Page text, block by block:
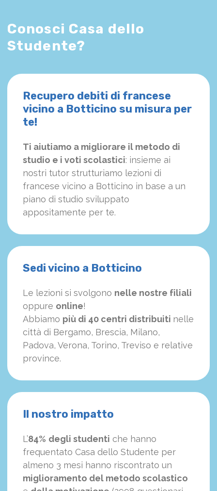
Conosci Casa dello
Studente?
Recupero debiti di francese
vicino a Botticino su misura per
te!
Ti aiutiamo a migliorare il metodo di
studio e i voti scolastici: insieme ai
nostri tutor strutturiamo lezioni di
francese vicino a Botticino in base a un
piano di studio sviluppato
appositamente per te.
Sedi vicino a Botticino
Le lezioni si svolgono nelle nostre filiali
oppure online!
Abbiamo più di 40 centri distribuiti nelle
città di Bergamo, Brescia, Milano,
Padova, Verona, Torino, Treviso e relative
province.
Il nostro impatto
L’84% degli studenti che hanno
frequentato Casa dello Studente per
almeno 3 mesi hanno riscontrato un
miglioramento del metodo scolastico